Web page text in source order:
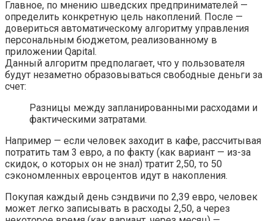
Главное, по мнению шведских предпринимателей —
определить конкретную цель накоплений. После —
довериться автоматическому алгоритму управления
персональным бюджетом, реализованному в
приложении Qapital.
Данный алгоритм предполагает, что у пользователя
будут незаметно образовываться свободные деньги за
счет:
Разницы между запланированными расходами и
фактическими затратами.
Например — если человек заходит в кафе, рассчитывая
потратить там 3 евро, а по факту (как вариант — из-за
скидок, о которых он не знал) тратит 2,50, то 50
сэкономленных евроцентов идут в накопления.
Покупая каждый день сэндвичи по 2,39 евро, человек
может легко записывать в расходы 2,50, а через